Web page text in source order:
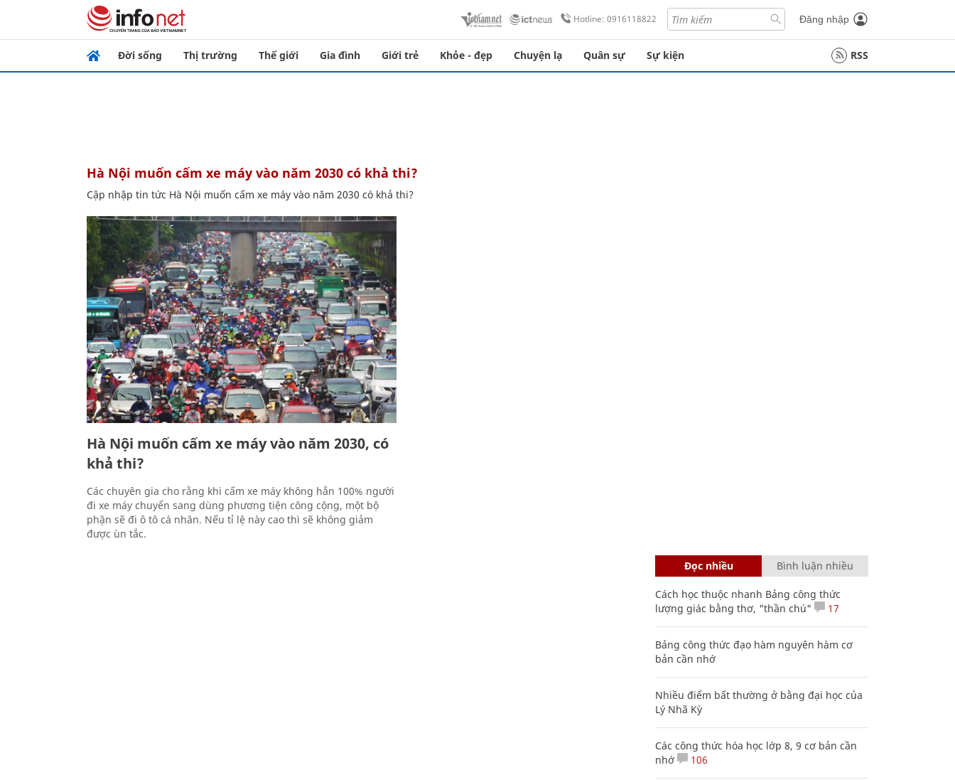
Hotline: 0916118822 Đăng nhập
Đời sống Thị trường Thế giới Gia đình Giới trẻ Khỏe - đẹp Chuyện lạ Quân sự Sự kiện RSS
Hà Nội muốn cấm xe máy vào năm 2030 có khả thi?
Cập nhập tin tức Hà Nội muốn cấm xe máy vào năm 2030 có khả thi?
Hà Nội muốn cấm xe máy vào năm 2030, có
khả thi?
Các chuyên gia cho rằng khi cấm xe máy không hẳn 100% người
đi xe máy chuyển sang dùng phương tiện công cộng, một bộ
phận sẽ đi ô tô cá nhân. Nếu tỉ lệ này cao thì sẽ không giảm
được ùn tắc.
Đọc nhiều Bình luận nhiều
Cách học thuộc nhanh Bảng công thức
lượng giác bằng thơ, "thần chú"
17
Bảng công thức đạo hàm nguyên hàm cơ
bản cần nhớ
Nhiều điểm bất thường ở bằng đại học của
Lý Nhã Kỳ
Các công thức hóa học lớp 8, 9 cơ bản cần
nhớ
106